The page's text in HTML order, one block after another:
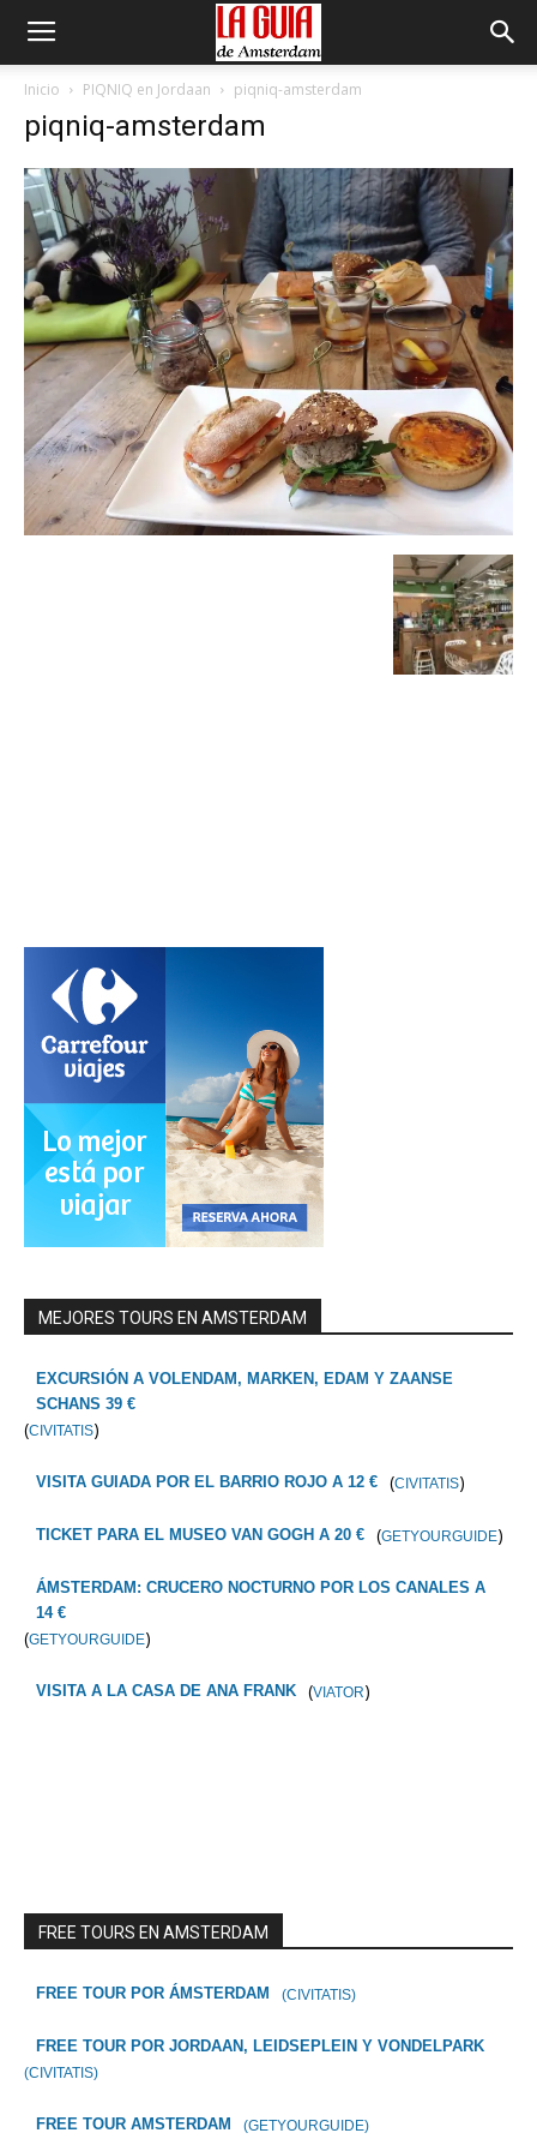
Inicio PIQNIQ en Jordaan piqniq-amsterdam
piqniq-amsterdam
MEJORES TOURS EN AMSTERDAM
EXCURSIÓN A VOLENDAM, MARKEN, EDAM Y ZAANSE
SCHANS 39 €
(CIVITATIS)
VISITA GUIADA POR EL BARRIO ROJO A 12 € (CIVITATIS)
TICKET PARA EL MUSEO VAN GOGH A 20 € (GETYOURGUIDE)
ÁMSTERDAM: CRUCERO NOCTURNO POR LOS CANALES A
14 €
(GETYOURGUIDE)
VISITA A LA CASA DE ANA FRANK (VIATOR)
FREE TOURS EN AMSTERDAM
FREE TOUR POR ÁMSTERDAM (CIVITATIS)
FREE TOUR POR JORDAAN, LEIDSEPLEIN Y VONDELPARK
(CIVITATIS)
FREE TOUR AMSTERDAM (GETYOURGUIDE)